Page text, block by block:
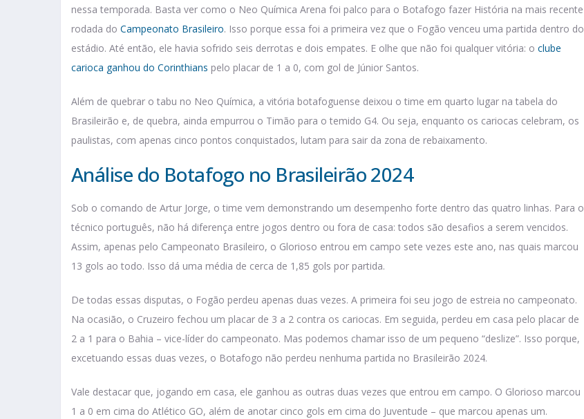
nessa temporada. Basta ver como o Neo Química Arena foi palco para o Botafogo fazer História na mais recente
rodada do Campeonato Brasileiro. Isso porque essa foi a primeira vez que o Fogão venceu uma partida dentro do
estádio. Até então, ele havia sofrido seis derrotas e dois empates. E olhe que não foi qualquer vitória: o clube
carioca ganhou do Corinthians pelo placar de 1 a 0, com gol de Júnior Santos.
Além de quebrar o tabu no Neo Química, a vitória botafoguense deixou o time em quarto lugar na tabela do
Brasileirão e, de quebra, ainda empurrou o Timão para o temido G4. Ou seja, enquanto os cariocas celebram, os
paulistas, com apenas cinco pontos conquistados, lutam para sair da zona de rebaixamento.
Análise do Botafogo no Brasileirão 2024
Sob o comando de Artur Jorge, o time vem demonstrando um desempenho forte dentro das quatro linhas. Para o
técnico português, não há diferença entre jogos dentro ou fora de casa: todos são desafios a serem vencidos.
Assim, apenas pelo Campeonato Brasileiro, o Glorioso entrou em campo sete vezes este ano, nas quais marcou
13 gols ao todo. Isso dá uma média de cerca de 1,85 gols por partida.
De todas essas disputas, o Fogão perdeu apenas duas vezes. A primeira foi seu jogo de estreia no campeonato.
Na ocasião, o Cruzeiro fechou um placar de 3 a 2 contra os cariocas. Em seguida, perdeu em casa pelo placar de
2 a 1 para o Bahia – vice-líder do campeonato. Mas podemos chamar isso de um pequeno “deslize”. Isso porque,
excetuando essas duas vezes, o Botafogo não perdeu nenhuma partida no Brasileirão 2024.
Vale destacar que, jogando em casa, ele ganhou as outras duas vezes que entrou em campo. O Glorioso marcou
1 a 0 em cima do Atlético GO, além de anotar cinco gols em cima do Juventude – que marcou apenas um.